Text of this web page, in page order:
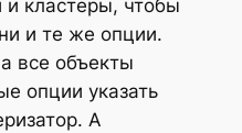
и кластеры, чтобы
и те же опции.
все объекты
опции указать
А